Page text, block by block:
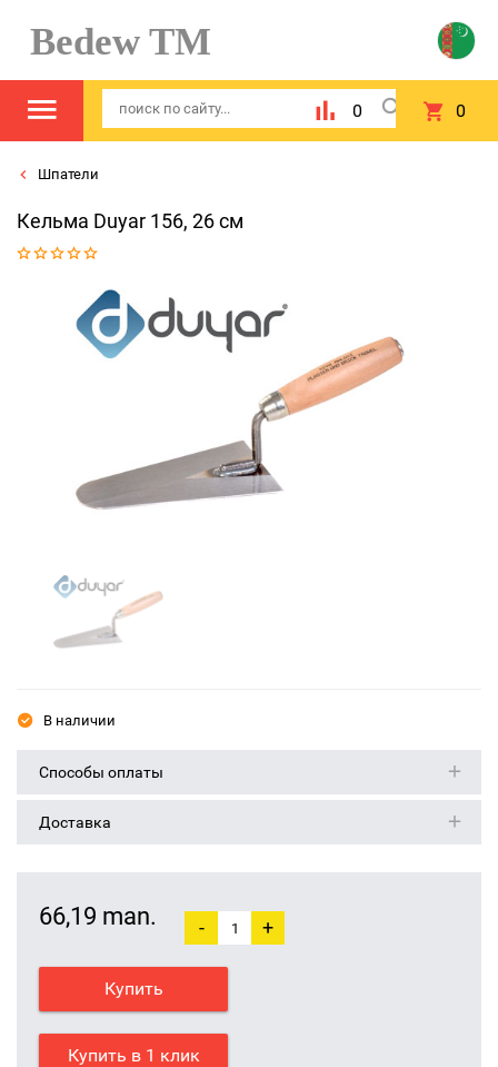
Bedew TM
0 0
Шпатели
Кельма Duyar 156, 26 см
В наличии
Способы оплаты
Доставка
66,19 man. - +
Купить
Купить в 1 клик